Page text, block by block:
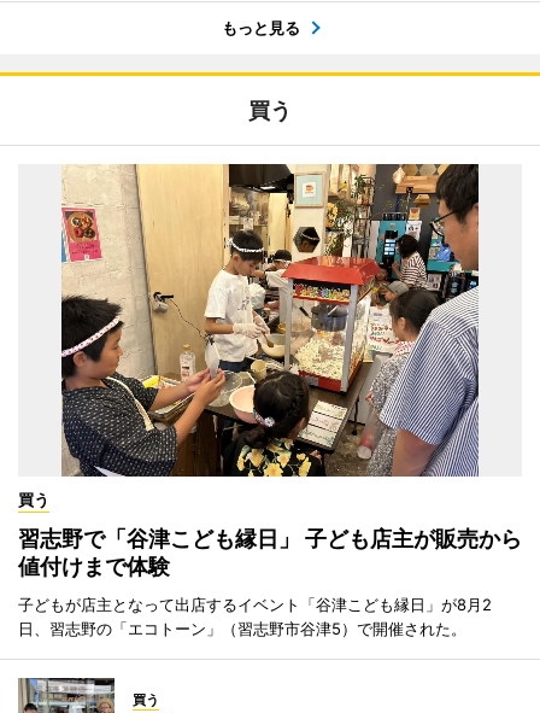
もっと見る
買う
買う
習志野で「谷津こども縁日」 子ども店主が販売から
値付けまで体験
子どもが店主となって出店するイベント「谷津こども縁日」が8月2
日、習志野の「エコトーン」（習志野市谷津5）で開催された。
買う